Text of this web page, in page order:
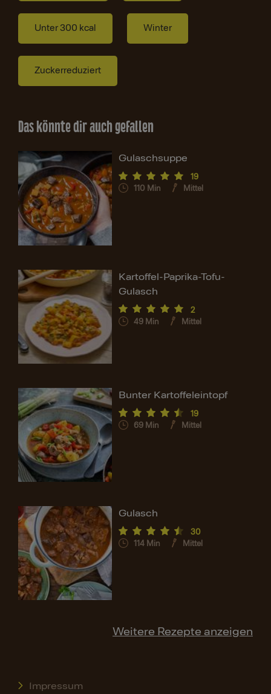
Unter 300 kcal Winter
Zuckerreduziert
Das könnte dir auch gefallen
Gulaschsuppe
19
110 Min Mittel
Kartoffel-Paprika-Tofu-
Gulasch
2
49 Min Mittel
Bunter Kartoffeleintopf
19
69 Min Mittel
Gulasch
30
114 Min Mittel
Weitere Rezepte anzeigen
Impressum